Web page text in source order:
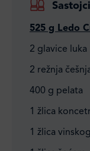
525 g Ledo
2 glavice luka
2 režnja
400 g pelata
1 žlica
1 žlica